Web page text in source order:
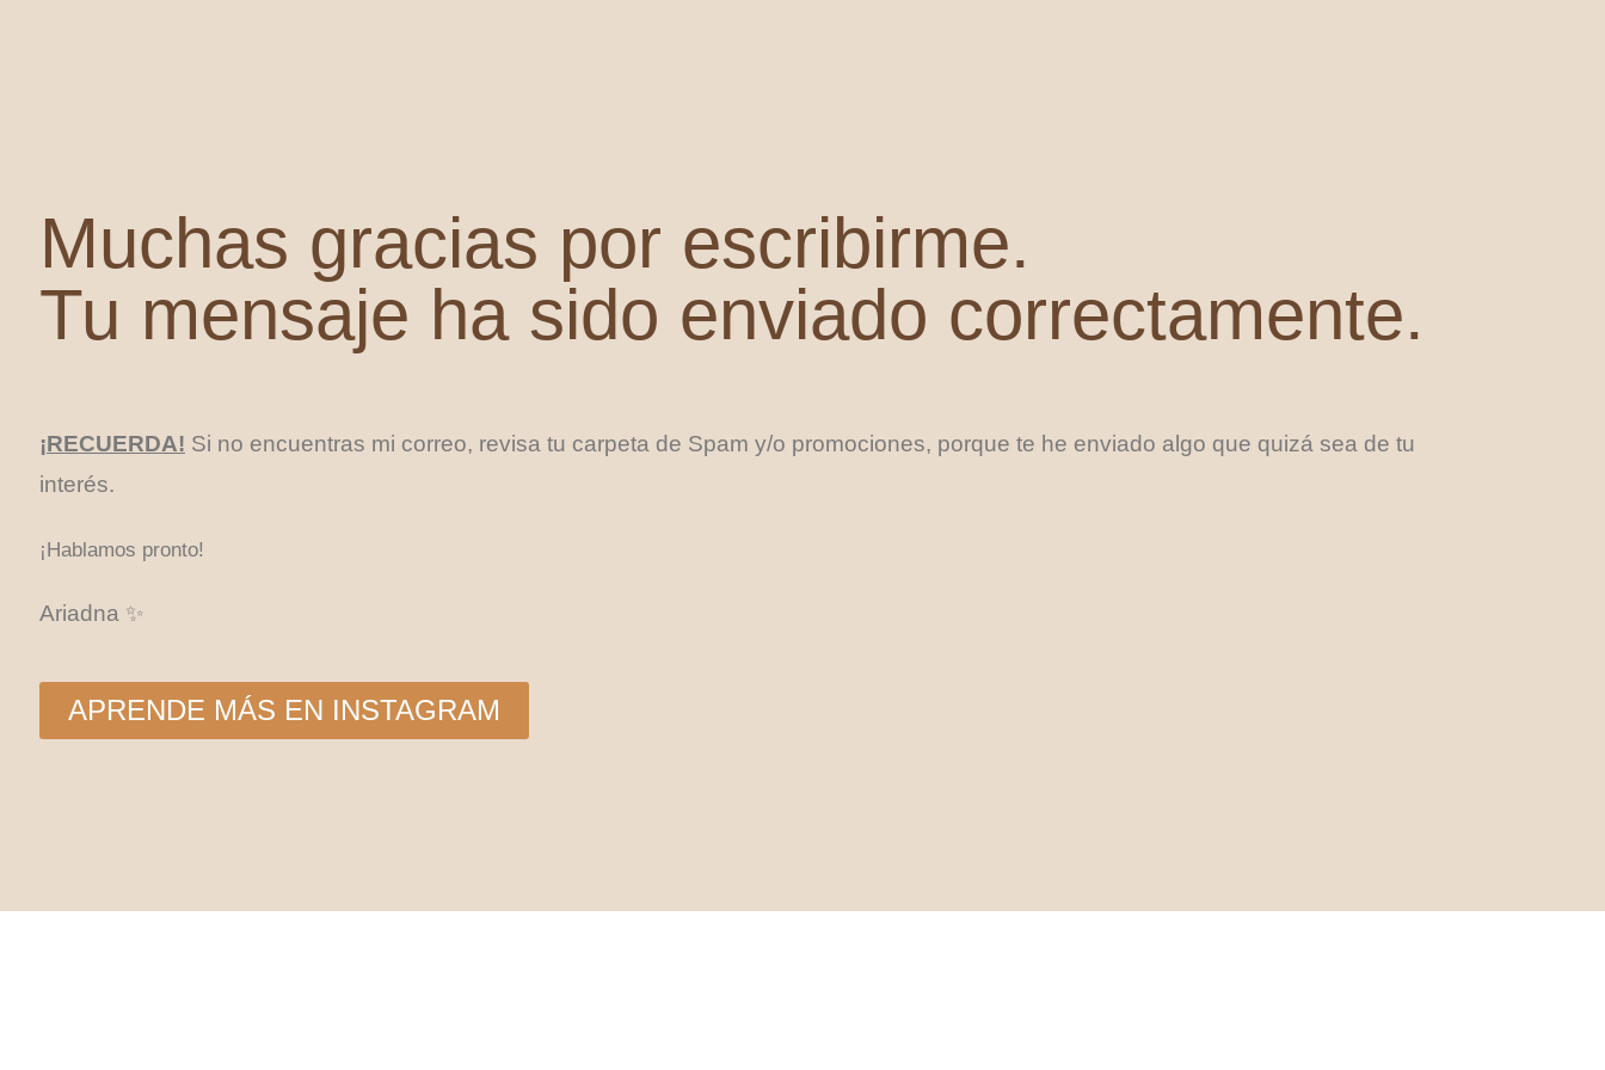
Muchas gracias por escribirme.
Tu mensaje ha sido enviado correctamente.
¡RECUERDA! Si no encuentras mi correo, revisa tu carpeta de Spam y/o promociones, porque te he enviado algo que quizá sea de tu
interés.
¡Hablamos pronto!
Ariadna ✨
APRENDE MÁS EN INSTAGRAM